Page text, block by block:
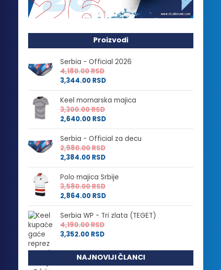
Proizvodi
Serbia - Official 2026
4,180.00RSD
3,344.00 RSD
Keel mornarska majica
3,300.00RSD
2,640.00 RSD
Serbia - Official za decu
2,980.00RSD
2,384.00 RSD
Polo majica Srbije
3,580.00RSD
2,864.00 RSD
Serbia WP - Tri zlata (TEGET)
4,190.00RSD
3,352.00 RSD
NAJNOVIJI ČLANCI